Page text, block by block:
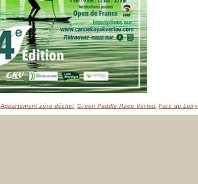
Appartement zéro déchet Green Paddle Race Vertou Parc du Loiry